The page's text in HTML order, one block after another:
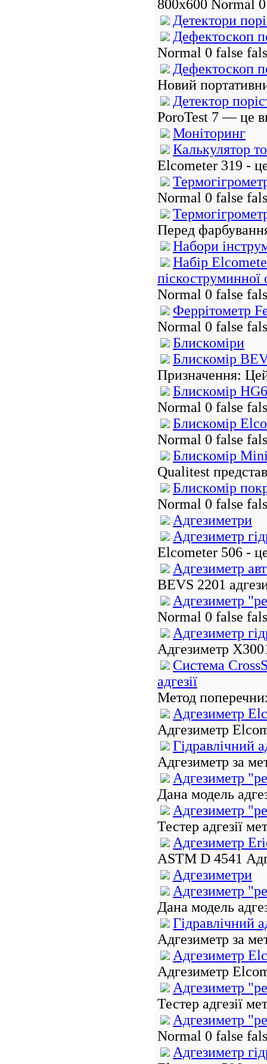
800x600 Normal
Детектори
Дефектоскоп
Normal 0 false
Дефектоскоп
Новий
Детектор
PoroTest 7 — це
Моніторинг
Калькулятор
Elcometer 319 -
Normal 0 false
Перед
Набори
Набір
піскоструминної
Normal 0 false
Феррітометр
Normal 0 false
Блискоміри
Блискомір
Призначення:
Блискомір
Normal 0 false
Блискомір
Normal 0 false
Блискомір
Qualitest
Блискомір
Normal 0 false
Адгезиметри
Адгезиметр
Elcometer 506 -
Адгезиметр
BEVS 2201
Адгезиметр
Normal 0 false
Адгезиметр
Адгезиметр
Система
адгезії
Метод
Адгезиметр
Адгезиметр
Гідравлічний
Адгезиметр за
Адгезиметр
Дана модель
Адгезиметр
Тестер адгезії
Адгезиметр
ASTM D 4541
Адгезиметри
Адгезиметр
Дана модель
Гідравлічний
Адгезиметр за
Адгезиметр
Адгезиметр
Адгезиметр
Тестер адгезії
Адгезиметр
Normal 0 false
Адгезиметр